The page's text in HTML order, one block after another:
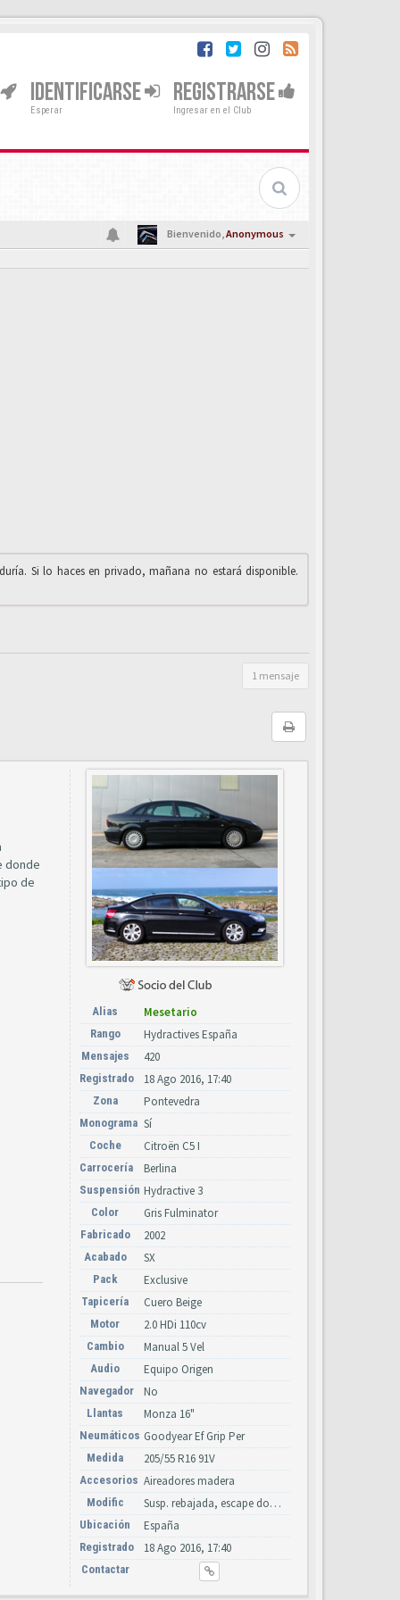
IDENTIFICARSE
Esperar
REGISTRARSE
Ingresar en el Club
Bienvenido,Anonymous
Si lo haces en privado, mañana no estará disponible.
1 mensaje
donde
de
Alias Mesetario
Rango Hydractives España
Mensajes 420
Registrado 18 Ago 2016, 17:40
Zona Pontevedra
Monograma Sí
Coche Citroën C5 I
Carrocería Berlina
Suspensión Hydractive 3
Color Gris Fulminator
Fabricado 2002
Acabado SX
Pack Exclusive
Tapicería Cuero Beige
Motor 2.0 HDi 110cv
Cambio Manual 5 Vel
Audio Equipo Origen
Navegador No
Llantas Monza 16"
Neumáticos Goodyear Ef Grip Per
Medida 205/55 R16 91V
Accesorios Aireadores madera
Modific Susp. rebajada, escape doble Boloromo, taloneras pintadas
Ubicación España
Registrado 18 Ago 2016, 17:40
Contactar